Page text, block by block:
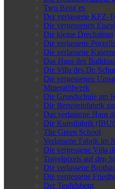
Two Benz`es
Der verlassene KFZ-
Die vergessenen
Die kleine Drechslerei
Die verlassene
Die verlassene
Das Haus des
Die Villa des Dr.
Die vergessenen
Mineralölwerk
Die Grundschule am
Die Bernsteinfabrik
Das verlassene Haus
Die Kunstfabrik
The Green School
Verlassene Fabrik im
Die vergessene Villa
Travelpixels auf den
Die verlassene
Die vergessene
Der Teufelsberg